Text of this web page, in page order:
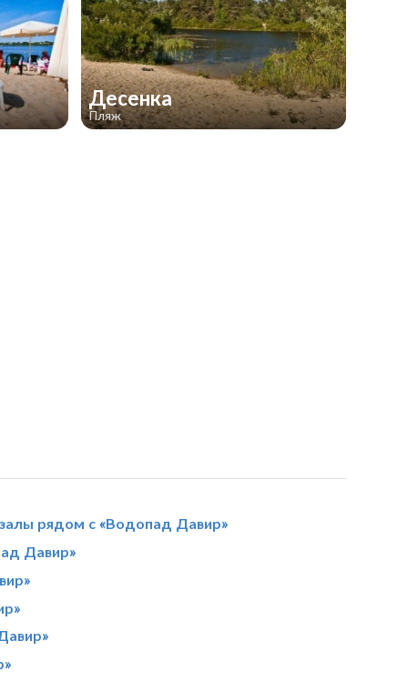
Десенка
Пляж
рядом с «Водопад Давир»
Давир»